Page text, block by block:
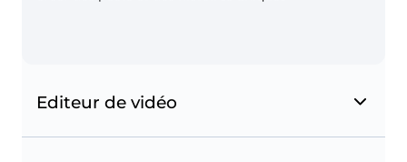
Editeur de vidéo